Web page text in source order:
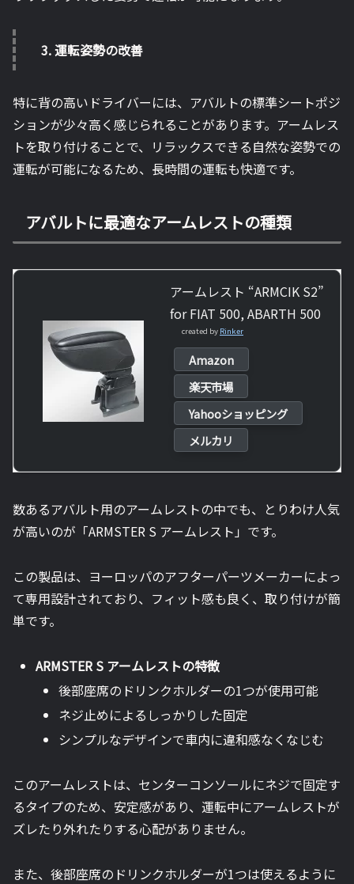
3.運転姿勢の改善
特に背の高いドライバーには、アバルトの標準シートポジ
ションが少々高く感じられることがあります。アームレス
トを取り付けることで、リラックスできる自然な姿勢での
運転が可能になるため、長時間の運転も快適です。
アバルトに最適なアームレストの種類
アームレスト “ARMCIK S2”
for FIAT 500, ABARTH 500
created by Rinker
Amazon
楽天市場
Yahooショッピング
メルカリ
数あるアバルト用のアームレストの中でも、とりわけ人気
が高いのが「ARMSTER S アームレスト」です。
この製品は、ヨーロッパのアフターパーツメーカーによっ
て専用設計されており、フィット感も良く、取り付けが簡
単です。
ARMSTER S アームレストの特徴
後部座席のドリンクホルダーの1つが使用可能
ネジ止めによるしっかりした固定
シンプルなデザインで車内に違和感なくなじむ
このアームレストは、センターコンソールにネジで固定す
るタイプのため、安定感があり、運転中にアームレストが
ズレたり外れたりする心配がありません。
また、後部座席のドリンクホルダーが1つは使えるように